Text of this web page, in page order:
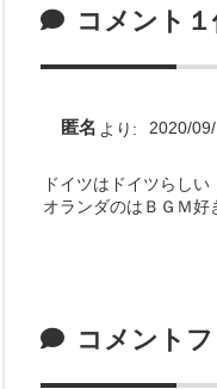
コメント
匿名 より: 2020/
ドイツはドイツらしい
オランダのはＢＧＭ好
コメント